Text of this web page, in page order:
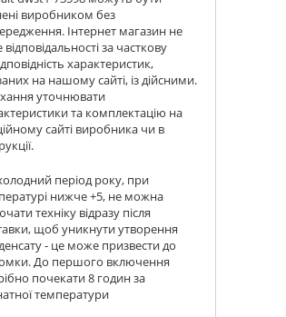
виробником без
Інтернет магазин не
відповідальності за часткову
характеристик,
на нашому сайті, із дійсними.
уточнювати
та комплектацію на
сайті виробника чи в
період року, при
нижче +5, не можна
техніку відразу після
щоб уникнути утворення
- це може призвести до
До першого включення
почекати 8 годин за
температури